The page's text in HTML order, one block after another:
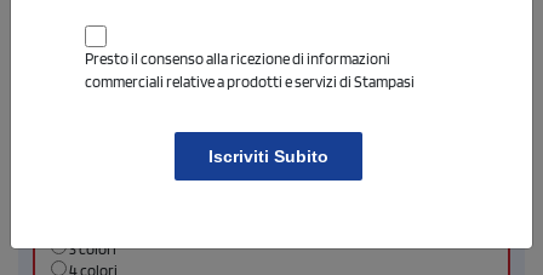
3 colori
4 colori
Presto il consenso alla ricezione di informazioni
commerciali relative a prodotti e servizi di Stampasi
Iscriviti Subito